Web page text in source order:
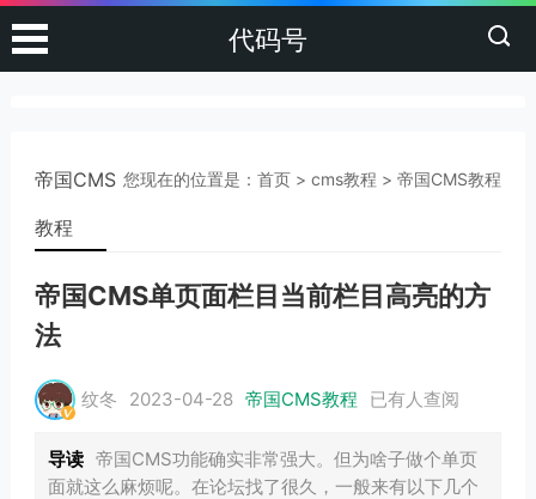
代码号
您现在的位置是：首页 >cms教程 >帝国CMS教程
帝国CMS
教程
帝国CMS单页面栏目当前栏目高亮的方
法
纹冬 2023-04-28 帝国CMS教程 已有人查阅
导读 帝国CMS功能确实非常强大。但为啥子做个单页
面就这么麻烦呢。在论坛找了很久，一般来有以下几个